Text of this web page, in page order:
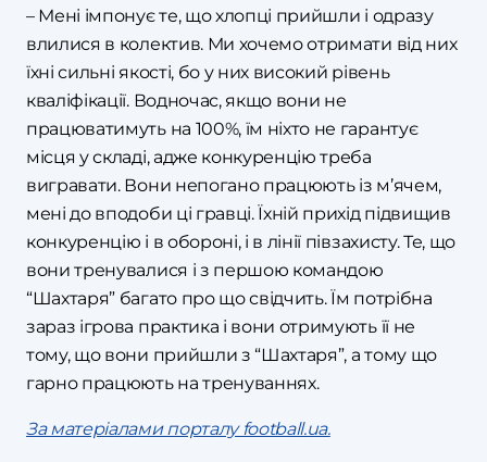
– Мені імпонує те, що хлопці прийшли і одразу
влилися в колектив. Ми хочемо отримати від них
їхні сильні якості, бо у них високий рівень
кваліфікації. Водночас, якщо вони не
працюватимуть на 100%, їм ніхто не гарантує
місця у складі, адже конкуренцію треба
вигравати. Вони непогано працюють із м’ячем,
мені до вподоби ці гравці. Їхній прихід підвищив
конкуренцію і в обороні, і в лінії півзахисту. Те, що
вони тренувалися і з першою командою
“Шахтаря” багато про що свідчить. Їм потрібна
зараз ігрова практика і вони отримують її не
тому, що вони прийшли з “Шахтаря”, а тому що
гарно працюють на тренуваннях.
За матеріалами порталу football.ua.